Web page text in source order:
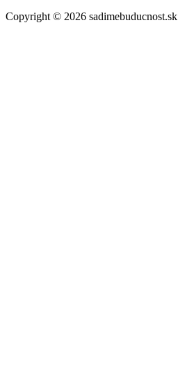
Copyright © 2026 sadimebuducnost.sk